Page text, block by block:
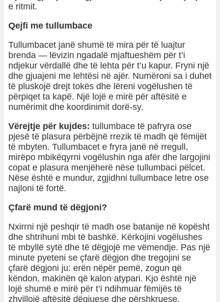
e ritmit.
Qejfi me tullumbace
Tullumbacet janë shumë të mira për të luajtur
brenda — lëvizin ngadalë mjaftueshëm për t’i
ndjekur vërdallë dhe të lehta për t’u kapur. Fryni një
dhe gjuajeni me lehtësi në ajër. Numëroni sa i duhet
të pluskojë drejt tokës dhe lëreni vogëlushen të
përpiqet ta kapë. Një lojë e mirë për aftësitë e
numërimit dhe koordinimit dorë-sy.
Vërejtje për kujdes: tullumbace të pafryra ose
pjesë të plasura përbëjnë rrezik të madh që fëmijët
të mbyten. Tullumbacet e fryra janë në rregull,
mirëpo mbikëqyrni vogëlushin nga afër dhe largojini
copat e plasura menjëherë nëse tullumbaci pëlcet.
Nëse është e mundur, zgjidhni tullumbace letre ose
najloni të fortë.
Çfarë mund të dëgjoni?
Nxirrni një peshqir të madh ose batanije në kopësht
dhe shtrihuni mbi të bashkë. Kërkojini vogëlushes
të mbyllë sytë dhe të dëgjojë me vëmendje. Pas një
minute pyeteni se çfarë dëgjon dhe tregojini se
çfarë dëgjoni ju: erën nëpër pemë, zogun që
këndon, makinën që kalon atypari. Kjo është një
lojë shumë e mirë për t’i ndihmuar fëmijës të
zhvillojë aftësitë dëgjuese dhe përshkruese.